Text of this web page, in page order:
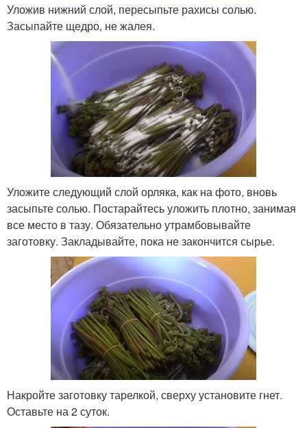
Уложив нижний слой, пересыпьте рахисы солью.
Засыпайте щедро, не жалея.
Уложите следующий слой орляка, как на фото, вновь
засыпьте солью. Постарайтесь уложить плотно, занимая
все место в тазу. Обязательно утрамбовывайте
заготовку. Закладывайте, пока не закончится сырье.
Накройте заготовку тарелкой, сверху установите гнет.
Оставьте на 2 суток.